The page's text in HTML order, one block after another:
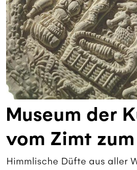
Museum der
vom Zimt
Himmlische Düfte aus aller